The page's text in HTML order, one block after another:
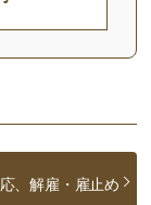
、解雇・雇止め